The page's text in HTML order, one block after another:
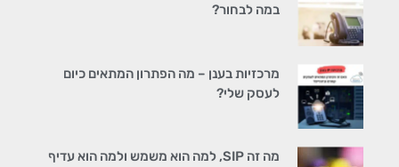
במה לבחור?
מרכזיות בענן – מה הפתרון המתאים כיום
לעסק שלי?
מה זה SIP, למה הוא משמש ולמה הוא עדיף